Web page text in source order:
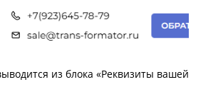
из блока «Реквизиты вашей